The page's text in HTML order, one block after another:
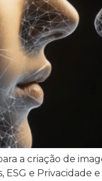
a criação de
ESG e